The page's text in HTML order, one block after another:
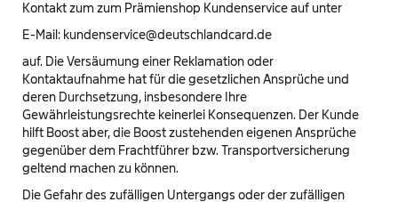
Kontakt zum zum Prämienshop Kundenservice auf unter
E-Mail: kundenservice@deutschlandcard.de
auf. Die Versäumung einer Reklamation oder
Kontaktaufnahme hat für die gesetzlichen Ansprüche und
deren Durchsetzung, insbesondere Ihre
Gewährleistungsrechte keinerlei Konsequenzen. Der Kunde
hilft Boost aber, die Boost zustehenden eigenen Ansprüche
gegenüber dem Frachtführer bzw. Transportversicherung
geltend machen zu können.
Die Gefahr des zufälligen Untergangs oder der zufälligen